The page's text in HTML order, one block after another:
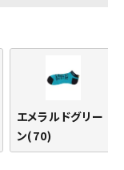
エメラルドグリー
ン(70)